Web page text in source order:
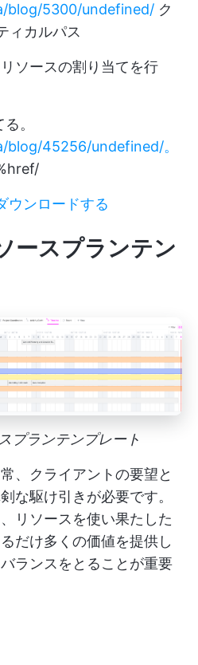
blog/5300/undefined/ ク
ィカルパス
ソースの割り当てを行
。
45256/undefined/。
ウンロードする
ースプランテン
プランテンプレート
、クライアントの要望と
な駆け引きが必要です。
リソースを使い果たした
だけ多くの価値を提供し
ランスをとることが重要